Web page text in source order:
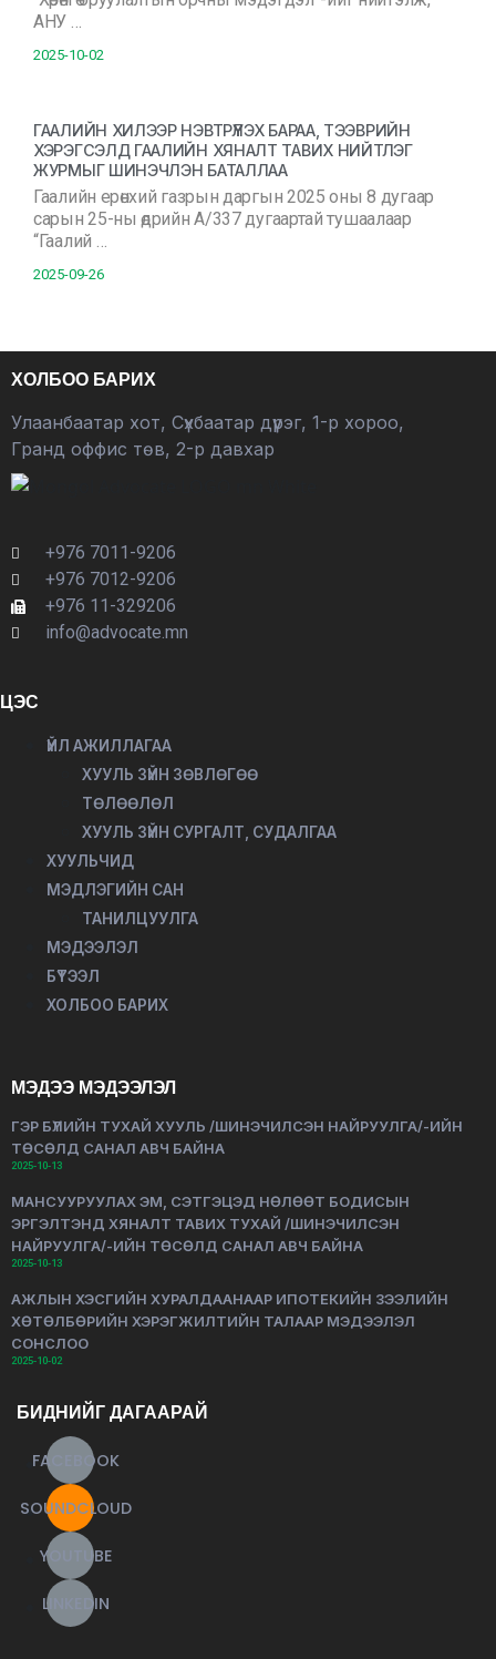
АНУ …
2025-10-02
ГААЛИЙН ХИЛЭЭР НЭВТРҮҮЛЭХ БАРАА, ТЭЭВРИЙН
ХЭРЭГСЭЛД ГААЛИЙН ХЯНАЛТ ТАВИХ НИЙТЛЭГ
ЖУРМЫГ ШИНЭЧЛЭН БАТАЛЛАА
Гаалийн ерөнхий газрын даргын 2025 оны 8 дугаар
сарын 25-ны өдрийн А/337 дугаартай тушаалаар
“Гаалий …
2025-09-26
ХОЛБОО БАРИХ
Улаанбаатар хот, Сүхбаатар дүүрэг, 1-р хороо,
Гранд оффис төв, 2-р давхар
+976 7011-9206
+976 7012-9206
+976 11-329206
info@advocate.mn
ЦЭС
ҮЙЛ АЖИЛЛАГАА
ХУУЛЬ ЗҮЙН ЗӨВЛӨГӨӨ
ТӨЛӨӨЛӨЛ
ХУУЛЬ ЗҮЙН СУРГАЛТ, СУДАЛГАА
ХУУЛЬЧИД
МЭДЛЭГИЙН САН
ТАНИЛЦУУЛГА
МЭДЭЭЛЭЛ
БҮТЭЭЛ
ХОЛБОО БАРИХ
МЭДЭЭ МЭДЭЭЛЭЛ
ГЭР БҮЛИЙН ТУХАЙ ХУУЛЬ /ШИНЭЧИЛСЭН НАЙРУУЛГА/-ИЙН
ТӨСӨЛД САНАЛ АВЧ БАЙНА
2025-10-13
МАНСУУРУУЛАХ ЭМ, СЭТГЭЦЭД НӨЛӨӨТ БОДИСЫН
ЭРГЭЛТЭНД ХЯНАЛТ ТАВИХ ТУХАЙ /ШИНЭЧИЛСЭН
НАЙРУУЛГА/-ИЙН ТӨСӨЛД САНАЛ АВЧ БАЙНА
2025-10-13
АЖЛЫН ХЭСГИЙН ХУРАЛДААНААР ИПОТЕКИЙН ЗЭЭЛИЙН
ХӨТӨЛБӨРИЙН ХЭРЭГЖИЛТИЙН ТАЛААР МЭДЭЭЛЭЛ
СОНСЛОО
2025-10-02
БИДНИЙГ ДАГААРАЙ
FACEBOOK
SOUNDCLOUD
YOUTUBE
LINKEDIN